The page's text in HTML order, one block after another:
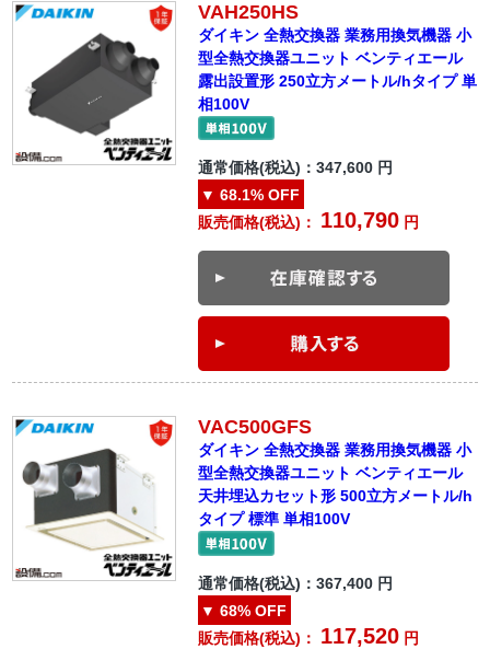
VAH250HS
ダイキン 全熱交換器 業務用換気機器 小
型全熱交換器ユニット ベンティエール
露出設置形 250立方メートル/hタイプ 単
相100V
通常価格(税込)：347,600 円
▼ 68.1% OFF
販売価格(税込)： 110,790 円
VAC500GFS
ダイキン 全熱交換器 業務用換気機器 小
型全熱交換器ユニット ベンティエール
天井埋込カセット形 500立方メートル/h
タイプ 標準 単相100V
通常価格(税込)：367,400 円
▼ 68% OFF
販売価格(税込)： 117,520 円